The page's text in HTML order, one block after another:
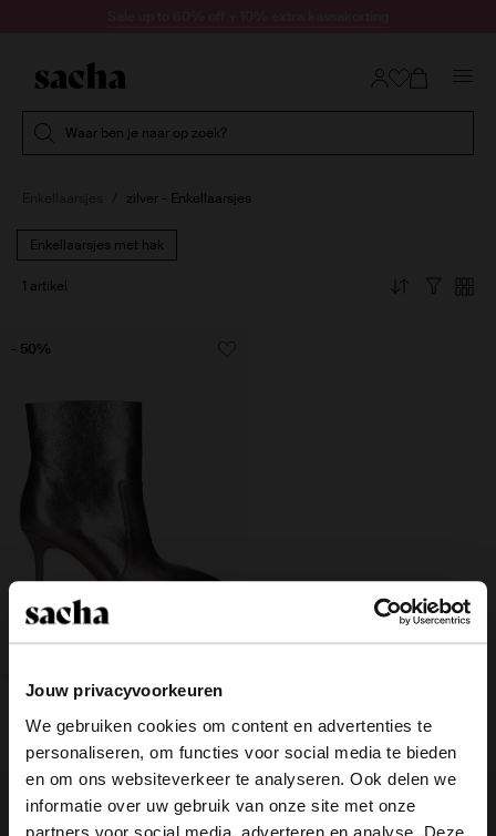
Jouw privacyvoorkeuren
We gebruiken cookies om content en advertenties te
personaliseren, om functies voor social media te bieden
en om ons websiteverkeer te analyseren. Ook delen we
informatie over uw gebruik van onze site met onze
partners voor social media, adverteren en analyse. Deze
Waar ben je naar op zoek?
zilver - Enkellaarsjes
Enkellaarsjes met hak
1 artikel
hak
150.00
75.00
- 50%
×
View this website in English?